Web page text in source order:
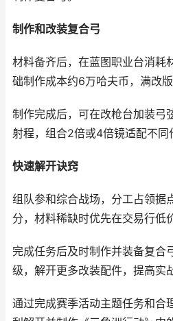
制作和改装复合弓
材料备齐后，在蓝图职业台消耗
础制作成本约6万哈夫币，满改
制作完成后，可在改枪台加装弓
射程，组合2倍或4倍镜适配不同
快速解开诀窍
组队参和综合战场，分工占领据
分，材料稀缺时优先在交易行低
完成任务后及时制作并装备复合
级，解开更多改装配件，提高实
通过完成赛季活动主题任务和合